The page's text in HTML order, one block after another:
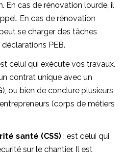
En cas de rénovation lourde, il
En cas de rénovation
se charger des tâches
PEB.
celui qui exécute vos travaux.
contrat unique avec un
ou bien de conclure plusieurs
(corps de métiers
santé (CSS) : est celui qui
sur le chantier. Il est